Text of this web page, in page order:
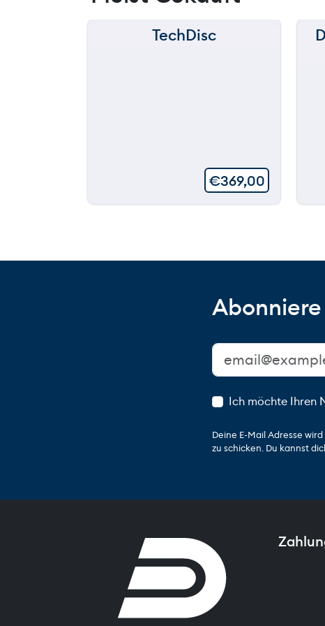
TechDisc
€369,00
Ich möchte Ihren
Deine E-Mail Adresse
zu schicken. Du kannst